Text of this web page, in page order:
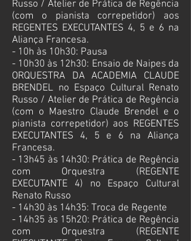
Russo / Atelier de Prática de Regência
(com o pianista correpetidor) aos
REGENTES EXECUTANTES 4, 5 e 6 na
Aliança Francesa.
- 10h às 10h30: Pausa
- 10h30 às 12h30: Ensaio de Naipes da
ORQUESTRA DA ACADEMIA CLAUDE
BRENDEL no Espaço Cultural Renato
Russo / Atelier de Prática de Regência
(com o Maestro Claude Brendel e o
pianista correpetidor) aos REGENTES
EXECUTANTES 4, 5 e 6 na Aliança
Francesa.
- 13h45 às 14h30: Prática de Regência
com Orquestra (REGENTE
EXECUTANTE 4) no
Espaço Cultural
Renato Russo
- 14h30 às 14h35: Troca de Regente
- 14h35 às 15h20: Prática de Regência
com Orquestra (REGENTE